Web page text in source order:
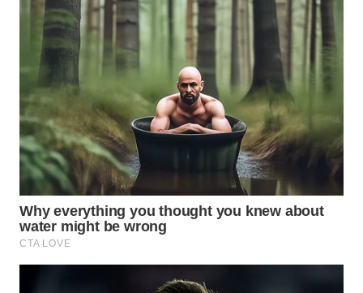
WN
BINTAN
WN
MANDALIKA
WN
LIKUPANG
WN
LABUANBAJO